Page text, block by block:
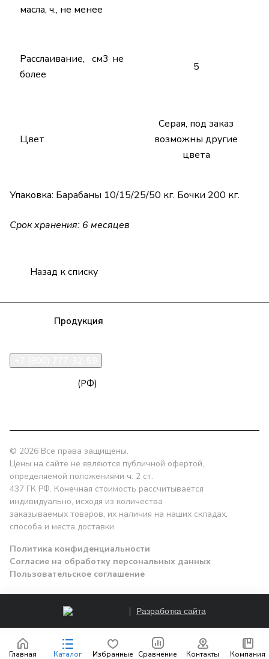
Заказать
масла, ч., не менее
Расслаивание, см3 не
более
5
Цвет
Серая, под заказ
возможны другие
цвета
Упаковка: Барабаны 10/15/25/50 кг. Бочки 200 кг.
Срок хранения: 6 месяцев
Назад к списку
Главная Каталог Избранные Сравнение Контакты Компания
Продукция
(РФ)
© 2026 Все права защищены.
Цены на сайте не являются публичной офертой,
определяемой положениями ч. 2 ст.
437 ГК РФ. Конечная стоимость рассчитывается
индивидуально, исходя из количества
заказываемых товаров, их наличия на наших складах,
способа и места доставки.
Политика конфиденциальности
Согласие на обработку персональных данных
Пользовательское соглашение
Разработка сайта